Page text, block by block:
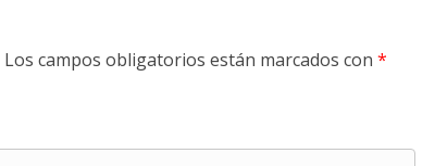
Los campos obligatorios están marcados con *